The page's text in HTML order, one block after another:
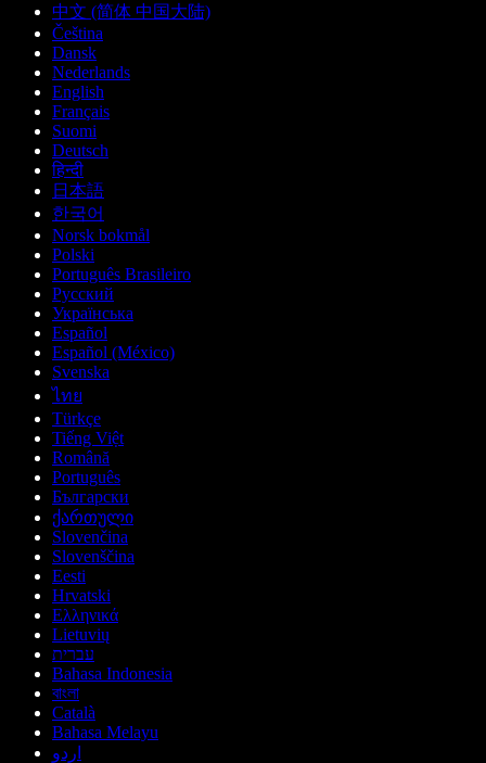
中文 (简体 中国大陆)
Čeština
Dansk
Nederlands
English
Français
Suomi
Deutsch
हिन्दी
日本語
한국어
Norsk bokmål
Polski
Português Brasileiro
Русский
Українська
Español
Español (México)
Svenska
ไทย
Türkçe
Tiếng Việt
Română
Português
Български
ქართული
Slovenčina
Slovenščina
Eesti
Hrvatski
Ελληνικά
Lietuvių
עברית
Bahasa Indonesia
বাংলা
Català
Bahasa Melayu
اردو